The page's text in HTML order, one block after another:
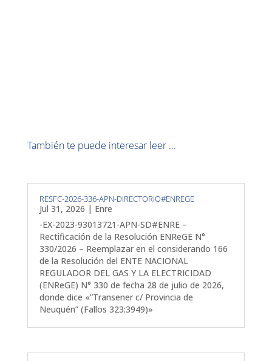
También te puede interesar leer ...
RESFC-2026-336-APN-DIRECTORIO#ENREGE
Jul 31, 2026 | Enre
-EX-2023-93013721-APN-SD#ENRE –
Rectificación de la Resolución ENReGE N°
330/2026 – Reemplazar en el considerando 166
de la Resolución del ENTE NACIONAL
REGULADOR DEL GAS Y LA ELECTRICIDAD
(ENReGE) N° 330 de fecha 28 de julio de 2026,
donde dice «”Transener c/ Provincia de
Neuquén” (Fallos 323:3949)»